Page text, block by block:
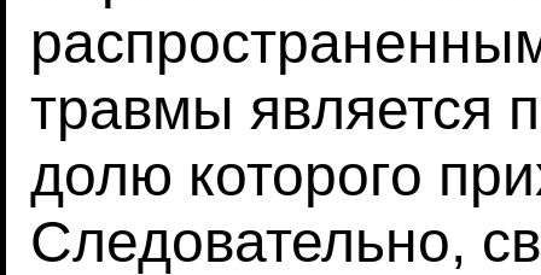
травмы является
долю которого
Следовательно,